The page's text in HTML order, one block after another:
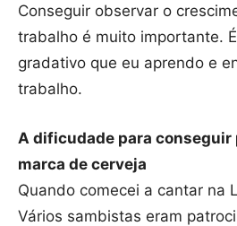
Conseguir observar o
trabalho é muito importante.
gradativo que eu aprendo e
trabalho.
A dificudade para conseguir
marca de cerveja
Quando comecei a cantar na
Vários sambistas eram